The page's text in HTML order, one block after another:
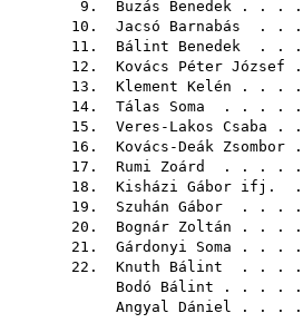
9. Buzás Benedek . . .
10. Jacsó Barnabás . .
11. Bálint Benedek . .
12. Kovács Péter József
13. Klement Kelén . . .
14. Tálas Soma . . . .
15. Veres-Lakos Csaba .
16. Kovács-Deák Zsombor
17. Rumi Zoárd . . . .
18. Kisházi Gábor ifj. .
19. Szuhán Gábor . . .
20. Bognár Zoltán . . .
21. Gárdonyi Soma . . .
22. Knuth Bálint . . .
Bodó Bálint . . . .
Angyal Dániel . . .